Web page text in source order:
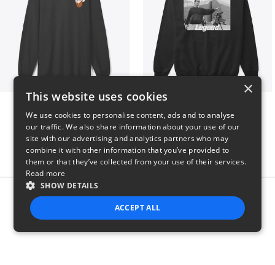
$36 $33
Report this product
×
This website uses cookies
We use cookies to personalise content, ads and to analyse
our traffic. We also share information about your use of our
site with our advertising and analytics partners who may
combine it with other information that you’ve provided to
them or that they’ve collected from your use of their services.
Read more
SHOW DETAILS
ACCEPT ALL
STRICTLY NECESSARY PERFORMANCE